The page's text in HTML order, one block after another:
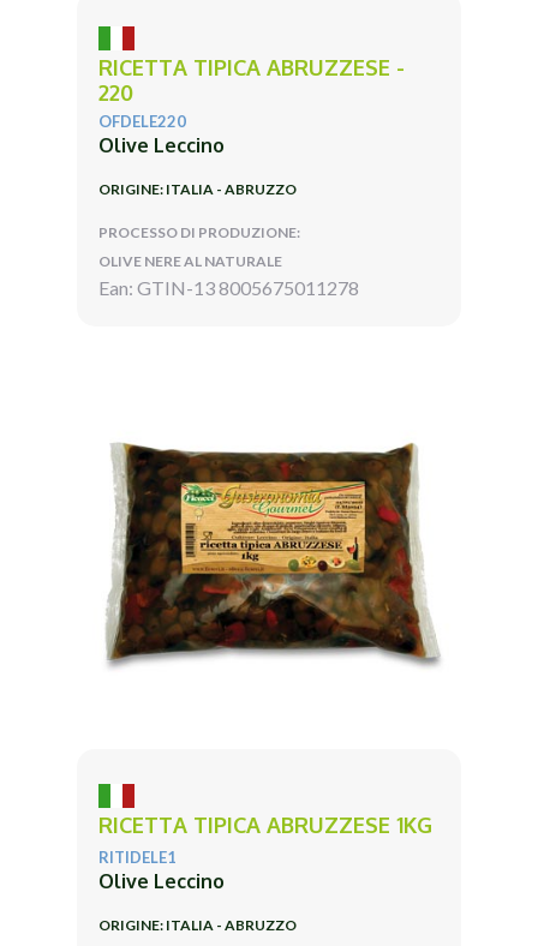
RICETTA TIPICA ABRUZZESE -
220
OFDELE220
Olive Leccino
ORIGINE: ITALIA - ABRUZZO
PROCESSO DI PRODUZIONE:
OLIVE NERE AL NATURALE
Ean: GTIN-13 8005675011278
RICETTA TIPICA ABRUZZESE 1KG
RITIDELE1
Olive Leccino
ORIGINE: ITALIA - ABRUZZO